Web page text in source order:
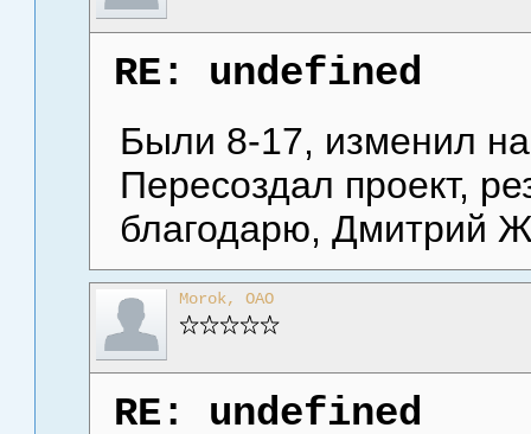
RE: undefined
Были 8-17, изменил
Пересоздал проект,
благодарю, Дмитрий
Morok, ОАО
RE: undefined